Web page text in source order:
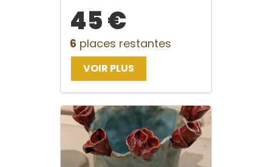
45 €
6 places restantes
VOIR PLUS